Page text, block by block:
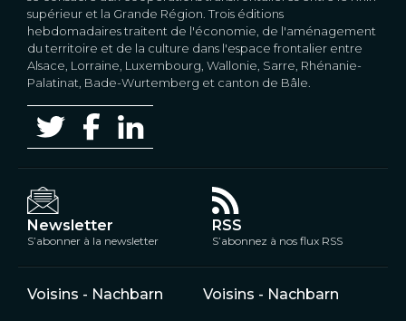
supérieur et la Grande Région. Trois éditions
hebdomadaires traitent de l'économie, de l'aménagement
du territoire et de la culture dans l'espace frontalier entre
Alsace, Lorraine, Luxembourg, Wallonie, Sarre, Rhénanie-
Palatinat, Bade-Wurtemberg et canton de Bâle.
Newsletter
S’abonner à la newsletter
RSS
S’abonnez à nos flux RSS
Voisins - Nachbarn Voisins - Nachbarn